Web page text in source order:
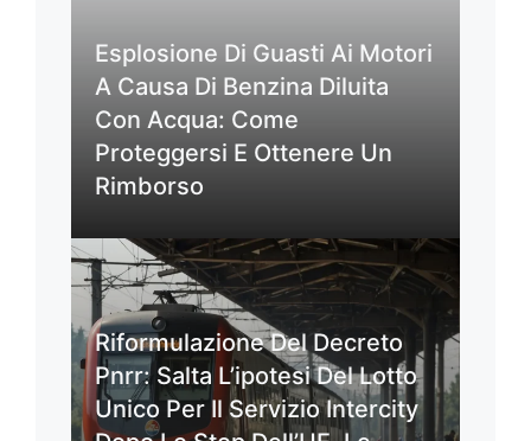
Esplosione Di Guasti Ai Motori
A Causa Di Benzina Diluita
Con Acqua: Come
Proteggersi E Ottenere Un
Rimborso
Riformulazione Del Decreto
Pnrr: Salta L’ipotesi Del Lotto
Unico Per Il Servizio Intercity